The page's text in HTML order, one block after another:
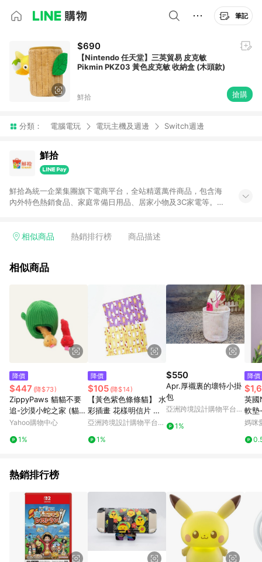
筆記
$690
【Nintendo 任天堂】三英貿易 皮克敏
Pikmin PKZ03 黃色皮克敏 收納盒 (木頭款)
鮮拾 搶購
分類： 電腦電玩 電玩主機及週邊 Switch週邊
鮮拾
鮮拾為統一企業集團旗下電商平台，全站精選萬件商品，包含海
內外特色熱銷食品、家庭常備日用品、居家小物及3C家電等。全
有好康。LINE好友招募中搜尋@10mart。 ＊特定 iPhone17 將不
相似商品 熱銷排行榜 商品描述
相似商品
降價
$447 (降$73)
ZippyPaws 貓貓不要
追-沙漠小蛇之家 (貓咪
玩具 貓草玩具 貓薄荷)
Yahoo購物中心
1%
降價
$105 (降$14)
【黃色紫色條條貓】 水
彩插畫 花樣明信片 一
套全兩款 可愛 站立
亞洲跨境設計購物平台
1%
$550
Apr.厚襯裏的壞特小掛
包
亞洲跨境設計購物平台
1%
降價
英國
軟墊
灰底
媽咪
熱銷排行榜